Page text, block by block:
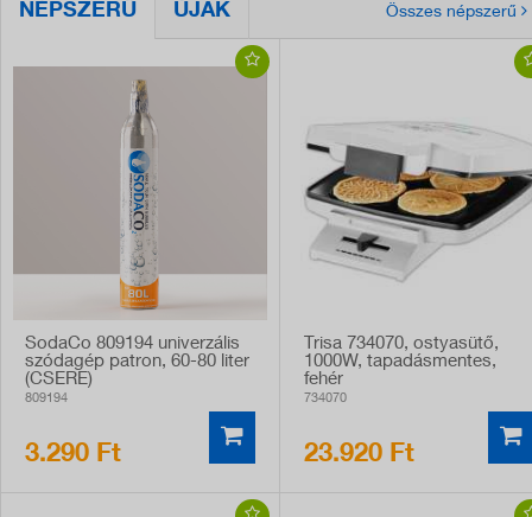
NÉPSZERŰ ÚJAK Összes népszerű
SodaCo 809194 univerzális
szódagép patron, 60-80 liter
(CSERE)
809194
3.290 Ft
Trisa 734070, ostyasütő,
1000W, tapadásmentes,
fehér
734070
23.920 Ft